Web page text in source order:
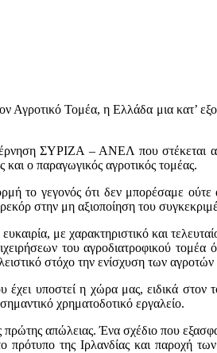
Αγροτικό Τομέα, η Ελλάδα μια κατ’
ΣΥΡΙΖΑ – ΑΝΕΛ που στέκεται
και ο παραγωγικός αγροτικός τομέας.
γεγονός ότι δεν μπορέσαμε ούτε
στην μη αξιοποίηση του
με χαρακτηριστικό και
του αγροδιατροφικού
στόχο την ενίσχυση των αγροτών
υποστεί η χώρα μας, ειδικά στον
χρηματοδοτικό εργαλείο.
απώλειας. Ένα σχέδιο που
της Ιρλανδίας και παροχή